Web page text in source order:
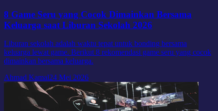
8 Game Seru yang Cocok Dimainkan Bersama
Keluarga saat Liburan Sekolah 2026
Liburan sekolah adalah waktu tepat untuk bonding bersama
keluarga lewat game. Berikut 8 rekomendasi game seru yang cocok
dimainkan bersama keluarga.
Ahmad Kamal24 Mei 2026